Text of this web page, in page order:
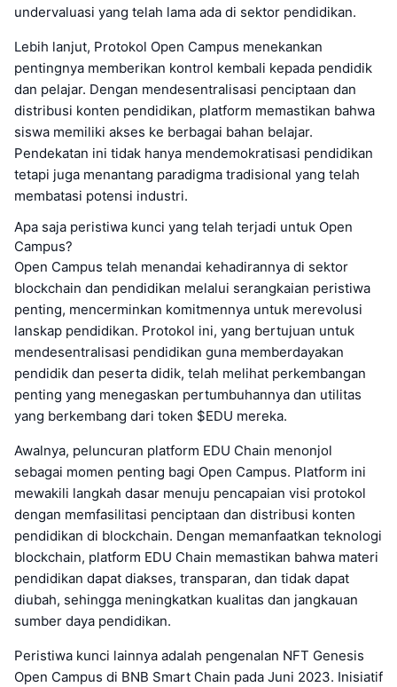
undervaluasi yang telah lama ada di sektor pendidikan.
Lebih lanjut, Protokol Open Campus menekankan
pentingnya memberikan kontrol kembali kepada pendidik
dan pelajar. Dengan mendesentralisasi penciptaan dan
distribusi konten pendidikan, platform memastikan bahwa
siswa memiliki akses ke berbagai bahan belajar.
Pendekatan ini tidak hanya mendemokratisasi pendidikan
tetapi juga menantang paradigma tradisional yang telah
membatasi potensi industri.
Apa saja peristiwa kunci yang telah terjadi untuk Open
Campus?
Open Campus telah menandai kehadirannya di sektor
blockchain dan pendidikan melalui serangkaian peristiwa
penting, mencerminkan komitmennya untuk merevolusi
lanskap pendidikan. Protokol ini, yang bertujuan untuk
mendesentralisasi pendidikan guna memberdayakan
pendidik dan peserta didik, telah melihat perkembangan
penting yang menegaskan pertumbuhannya dan utilitas
yang berkembang dari token $EDU mereka.
Awalnya, peluncuran platform EDU Chain menonjol
sebagai momen penting bagi Open Campus. Platform ini
mewakili langkah dasar menuju pencapaian visi protokol
dengan memfasilitasi penciptaan dan distribusi konten
pendidikan di blockchain. Dengan memanfaatkan teknologi
blockchain, platform EDU Chain memastikan bahwa materi
pendidikan dapat diakses, transparan, dan tidak dapat
diubah, sehingga meningkatkan kualitas dan jangkauan
sumber daya pendidikan.
Peristiwa kunci lainnya adalah pengenalan NFT Genesis
Open Campus di BNB Smart Chain pada Juni 2023. Inisiatif